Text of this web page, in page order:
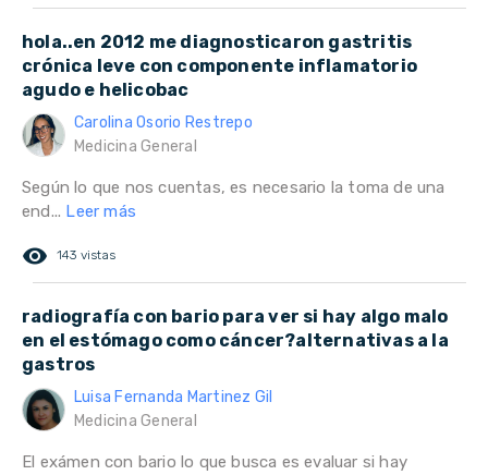
hola..en 2012 me diagnosticaron gastritis
crónica leve con componente inflamatorio
agudo e helicobac
Carolina Osorio Restrepo
Medicina General
Según lo que nos cuentas, es necesario la toma de una
end... Leer más
remove_red_eye 143 vistas
radiografía con bario para ver si hay algo malo
en el estómago como cáncer?alternativas a la
gastros
Luisa Fernanda Martinez Gil
Medicina General
El exámen con bario lo que busca es evaluar si hay